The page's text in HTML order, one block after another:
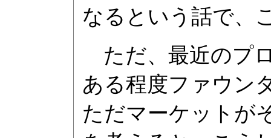
なるという話で、
ただ、最近のプ
ある程度ファウン
ただマーケットが